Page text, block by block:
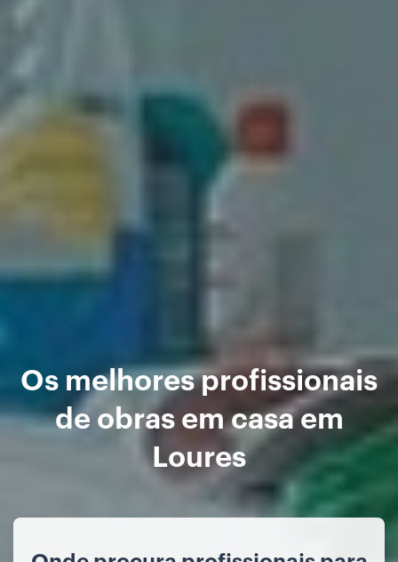
Os melhores profissionais
de obras em casa em
Loures